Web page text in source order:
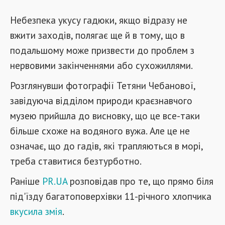
Небезпека укусу гадюки, якщо відразу не
вжити заходів, полягає ще й в тому, що в
подальшому може призвести до проблем з
нервовими закінченнями або сухожиллями.
Розглянувши фотографії Тетяни Чебанової,
завідуюча відділом природи краєзнавчого
музею прийшла до висновку, що це все-таки
більше схоже на водяного вужа. Але це не
означає, що до гадів, які трапляються в морі,
треба ставитися безтурботно.
Раніше PR.UAрозповідав про те, що прямо біля
під'їзду багатоповерхівки 11-річного хлопчика
вкусила змія.